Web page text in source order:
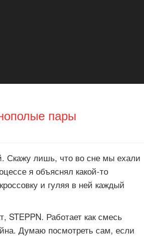
пары
Скажу лишь, что во сне мы ехали
я объяснял какой-то
и гуляя в ней каждый
STEPPN. Работает как смесь
Думаю посмотреть сам, если